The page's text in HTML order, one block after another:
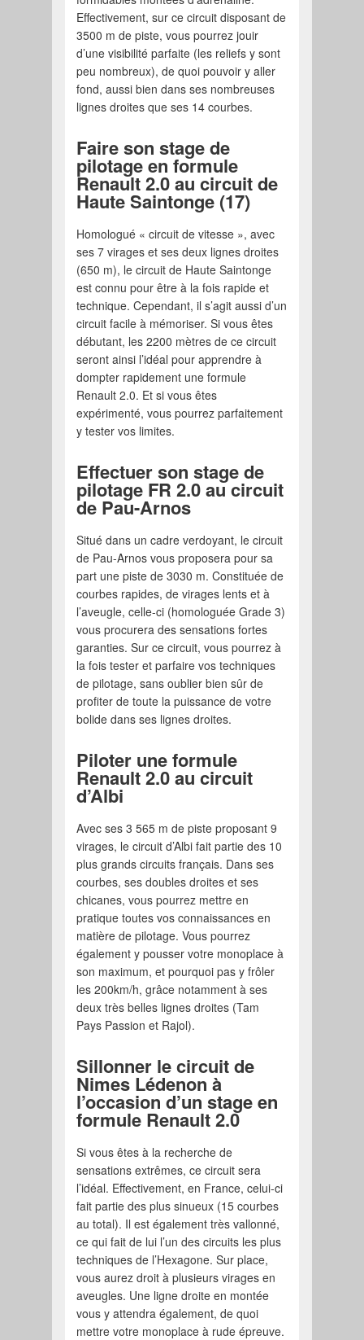
Effectivement, sur ce circuit disposant de
3500 m de piste, vous pourrez jouir
d’une visibilité parfaite (les reliefs y sont
peu nombreux), de quoi pouvoir y aller
fond, aussi bien dans ses nombreuses
lignes droites que ses 14 courbes.
Faire son stage de
pilotage en formule
Renault 2.0 au circuit de
Haute Saintonge (17)
Homologué « circuit de vitesse », avec
ses 7 virages et ses deux lignes droites
(650 m), le circuit de Haute Saintonge
est connu pour être à la fois rapide et
technique. Cependant, il s’agit aussi d’un
circuit facile à mémoriser. Si vous êtes
débutant, les 2200 mètres de ce circuit
seront ainsi l’idéal pour apprendre à
dompter rapidement une formule
Renault 2.0. Et si vous êtes
expérimenté, vous pourrez parfaitement
y tester vos limites.
Effectuer son stage de
pilotage FR 2.0 au circuit
de Pau-Arnos
Situé dans un cadre verdoyant, le circuit
de Pau-Arnos vous proposera pour sa
part une piste de 3030 m. Constituée de
courbes rapides, de virages lents et à
l’aveugle, celle-ci (homologuée Grade 3)
vous procurera des sensations fortes
garanties. Sur ce circuit, vous pourrez à
la fois tester et parfaire vos techniques
de pilotage, sans oublier bien sûr de
profiter de toute la puissance de votre
bolide dans ses lignes droites.
Piloter une formule
Renault 2.0 au circuit
d’Albi
Avec ses 3 565 m de piste proposant 9
virages, le circuit d’Albi fait partie des 10
plus grands circuits français. Dans ses
courbes, ses doubles droites et ses
chicanes, vous pourrez mettre en
pratique toutes vos connaissances en
matière de pilotage. Vous pourrez
également y pousser votre monoplace à
son maximum, et pourquoi pas y frôler
les 200km/h, grâce notamment à ses
deux très belles lignes droites (Tam
Pays Passion et Rajol).
Sillonner le circuit de
Nimes Lédenon à
l’occasion d’un stage en
formule Renault 2.0
Si vous êtes à la recherche de
sensations extrêmes, ce circuit sera
l’idéal. Effectivement, en France, celui-ci
fait partie des plus sinueux (15 courbes
au total). Il est également très vallonné,
ce qui fait de lui l’un des circuits les plus
techniques de l’Hexagone. Sur place,
vous aurez droit à plusieurs virages en
aveugles. Une ligne droite en montée
vous y attendra également, de quoi
mettre votre monoplace à rude épreuve.